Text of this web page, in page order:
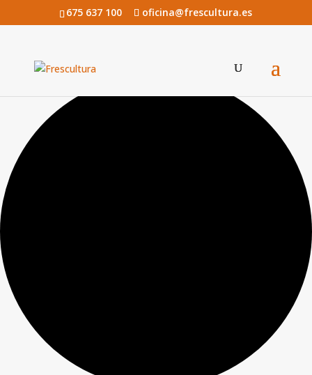
675 637 100 oficina@frescultura.es
0 eventos encontrados.